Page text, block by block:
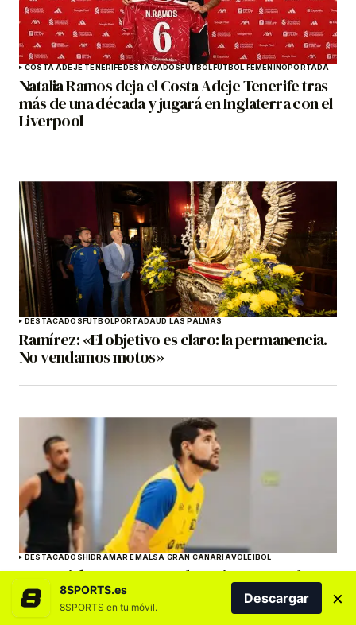
COSTA ADEJE TENERIFEDESTACADOSFÚTBOLFÚTBOL FEMENINOPORTADA
Natalia Ramos deja el Costa Adeje Tenerife tras
más de una década y jugará en Inglaterra con el
Liverpool
DESTACADOSFÚTBOLPORTADAUD LAS PALMAS
Ramírez: «El objetivo es claro: la permanencia.
No vendamos motos»
DESTACADOSHIDRAMAR EMALSA GRAN CANARIAVOLEIBOL
Samu Rizk: «Ser entrenador asistente en el CV
Emalsa supone una importante
responsabilidad»
8SPORTS.es
8SPORTS en tu móvil.
Descargar ×